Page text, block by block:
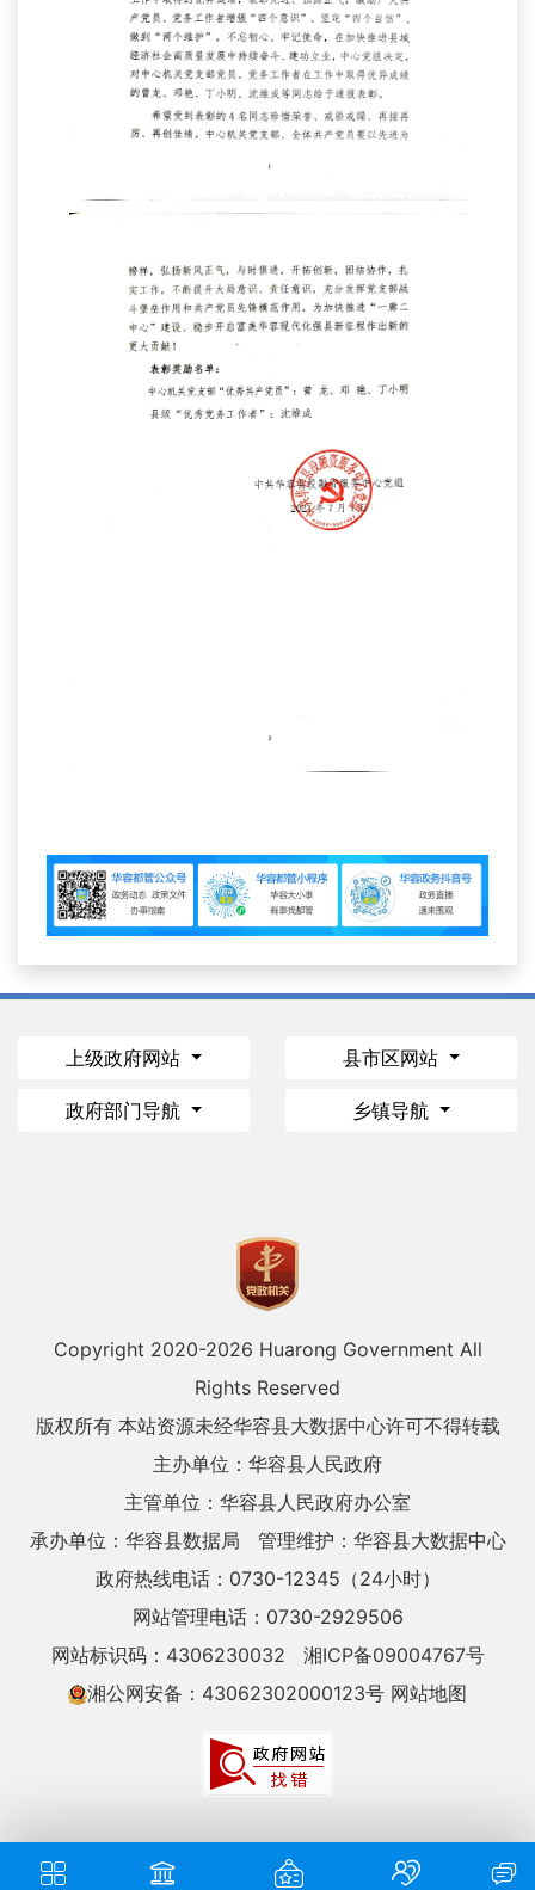
上级政府网站 县市区网站
政府部门导航 乡镇导航
Copyright 2020-2026 Huarong Government All
Rights Reserved
版权所有 本站资源未经华容县大数据中心许可不得转载
主办单位：华容县人民政府
主管单位：华容县人民政府办公室
承办单位：华容县数据局
管理维护：华容县大数据中心
政府热线电话：0730-12345（24小时）
网站管理电话：0730-2929506
网站标识码：4306230032
湘ICP备09004767号
湘公网安备：43062302000123号 网站地图